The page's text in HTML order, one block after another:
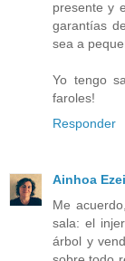
presente y
garantías
sea a
Yo tengo
faroles!
Responder
Ainhoa
Me
sala: el
árbol y